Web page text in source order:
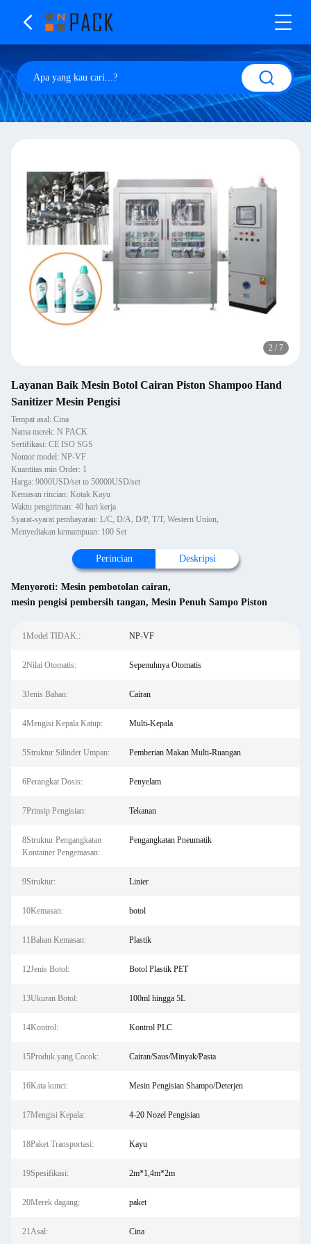
2 / 7
Layanan Baik Mesin Botol Cairan Piston Shampoo Hand
Sanitizer Mesin Pengisi
Tempat asal: Cina
Nama merek: N PACK
Sertifikasi: CE ISO SGS
Nomor model: NP-VF
Kuantitas min Order: 1
Harga: 9000USD/set to 50000USD/set
Kemasan rincian: Kotak Kayu
Waktu pengiriman: 40 hari kerja
Syarat-syarat pembayaran: L/C, D/A, D/P, T/T, Western Union,
Menyediakan kemampuan: 100 Set
Perincian Deskripsi
Menyoroti: Mesin pembotolan cairan,
mesin pengisi pembersih tangan, Mesin Penuh Sampo Piston
1Model TIDAK.: NP-VF
2Nilai Otomatis: Sepenuhnya Otomatis
3Jenis Bahan: Cairan
4Mengisi Kepala Katup: Multi-Kepala
5Struktur Silinder Umpan: Pemberian Makan Multi-Ruangan
6Perangkat Dosis: Penyelam
7Prinsip Pengisian: Tekanan
8Struktur Pengangkatan
Kontainer Pengemasan:
Pengangkatan Pneumatik
9Struktur: Linier
10Kemasan: botol
11Bahan Kemasan: Plastik
12Jenis Botol: Botol Plastik PET
13Ukuran Botol: 100ml hingga 5L
14Kontrol: Kontrol PLC
15Produk yang Cocok: Cairan/Saus/Minyak/Pasta
16Kata kunci: Mesin Pengisian Shampo/Deterjen
17Mengisi Kepala: 4-20 Nozel Pengisian
18Paket Transportasi: Kayu
19Spesifikasi: 2m*1,4m*2m
20Merek dagang: paket
21Asal: Cina